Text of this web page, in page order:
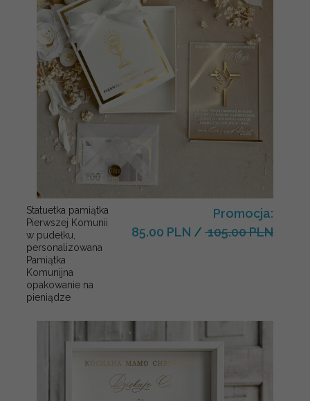
Statuetka pamiątka
Pierwszej Komunii
w pudełku,
personalizowana
Pamiątka
Komunijna
opakowanie na
pieniądze
Promocja:
85.00 PLN / 105.00 PLN